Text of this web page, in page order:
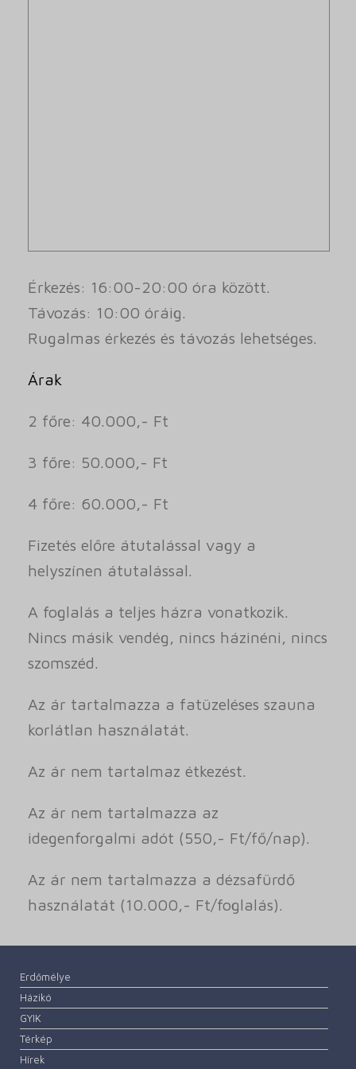
Érkezés: 16:00-20:00 óra között.
Távozás: 10:00 óráig.
Rugalmas érkezés és távozás lehetséges.
Árak
2 főre: 40.000,- Ft
3 főre: 50.000,- Ft
4 főre: 60.000,- Ft
Fizetés előre átutalással vagy a
helyszínen átutalással.
A foglalás a teljes házra vonatkozik.
Nincs másik vendég, nincs házinéni, nincs
szomszéd.
Az ár tartalmazza a fatüzeléses szauna
korlátlan használatát.
Az ár nem tartalmaz étkezést.
Az ár nem tartalmazza az
idegenforgalmi adót (550,- Ft/fő/nap).
Az ár nem tartalmazza a dézsafürdő
használatát (10.000,- Ft/foglalás).
Erdőmélye
Házikó
GYIK
Térkép
Hírek